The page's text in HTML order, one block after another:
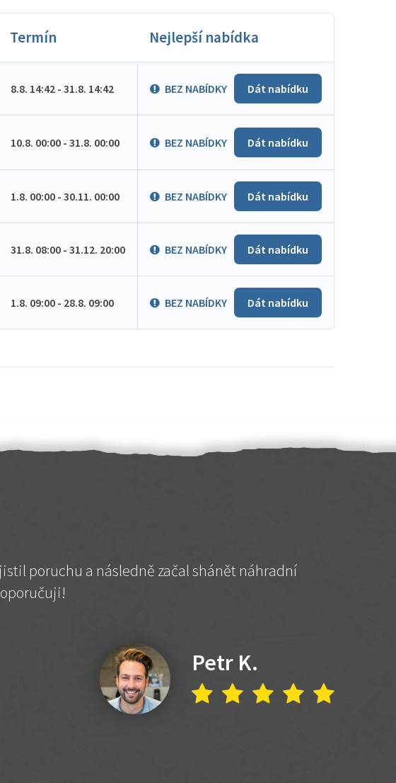
Termín Nejlepší nabídka
8.8. 14:42 - 31.8. 14:42 BEZ NABÍDKY Dát nabídku
10.8. 00:00 - 31.8. 00:00 BEZ NABÍDKY Dát nabídku
1.8. 00:00 - 30.11. 00:00 BEZ NABÍDKY Dát nabídku
31.8. 08:00 - 31.12. 20:00 BEZ NABÍDKY Dát nabídku
1.8. 09:00 - 28.8. 09:00 BEZ NABÍDKY Dát nabídku
poruchu a následně začal shánět náhradní
Petr K.